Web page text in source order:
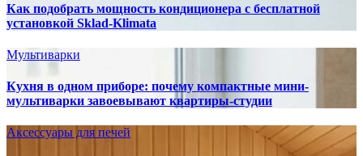
Как подобрать мощность кондиционера с бесплатной
установкой Sklad-Klimata
Мультиварки
Кухня в одном приборе: почему компактные мини-
мультиварки завоевывают квартиры-студии
Аксессуары для печей